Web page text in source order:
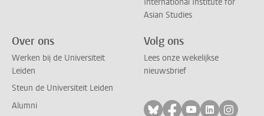
Asian Studies
Over ons
Werken bij de Universiteit
Leiden
Steun de Universiteit Leiden
Alumni
Volg ons
Lees onze wekelijkse
nieuwsbrief
Volg ons op bluesky
Volg ons op
Volg ons op
Volg ons
Volg